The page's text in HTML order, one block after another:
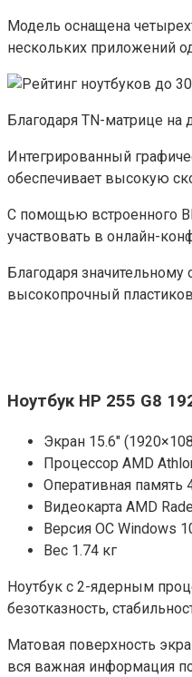
Модель оснащена
нескольких приложений
Благодаря TN-матрице на
Интегрированный
обеспечивает высокую
С помощью встроенного
участвовать в онлайн-
Благодаря
высокопрочный
Ноутбук HP 255 G8
Экран 15.6″
Процессор AMD
Оперативная память
Видеокарта AMD
Версия ОС Windows
Вес 1.74 кг
Ноутбук с 2-ядерным
безотказность,
Матовая поверхность
вся важная информация